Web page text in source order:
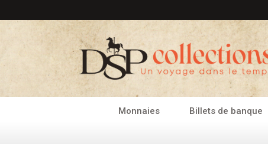
au
contenu
Monnaies Billets de banque